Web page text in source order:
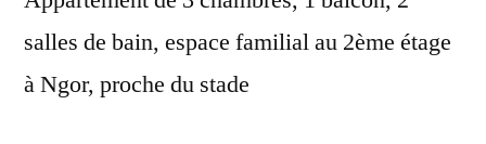
salles de bain, espace familial au 2ème étage
à Ngor, proche du stade